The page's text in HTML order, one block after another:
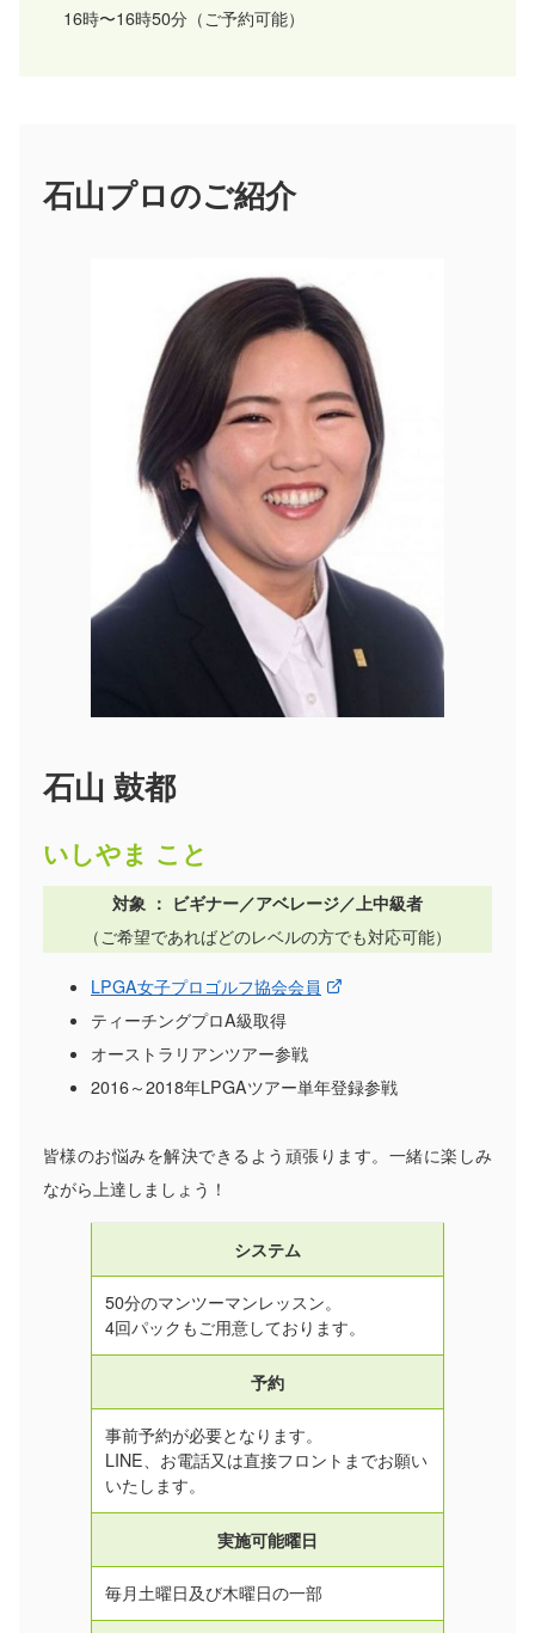
16時〜16時50分（ご予約可能）
石山プロのご紹介
石山 鼓都
いしやま こと
対象 ： ビギナー／アベレージ／上中級者
（ご希望であればどのレベルの方でも対応可能）
LPGA女子プロゴルフ協会会員
ティーチングプロA級取得
オーストラリアンツアー参戦
2016～2018年LPGAツアー単年登録参戦
皆様のお悩みを解決できるよう頑張ります。一緒に楽しみ
ながら上達しましょう！
システム
50分のマンツーマンレッスン。
4回パックもご用意しております。
予約
事前予約が必要となります。
LINE、お電話又は直接フロントまでお願い
いたします。
実施可能曜日
毎月土曜日及び木曜日の一部